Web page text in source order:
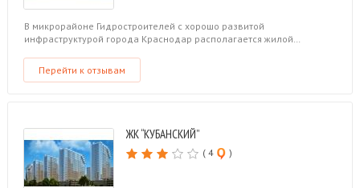
В микрорайоне Гидростроителей с хорошо развитой
инфраструктурой города Краснодар располагается жилой…
Перейти к отзывам
ЖК “КУБАНСКИЙ”
( 4 )